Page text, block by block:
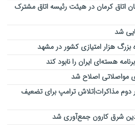
اتاق کرمان در هیئت رئیسه اتاق مشترک
شد
هزار امتیازی کشور در مشهد
هسته‌ای ایران را نابود کند
دوم مذاکرات|تلاش ترامپ برای تضعیف
شرق کارون جمع‌آوری شد